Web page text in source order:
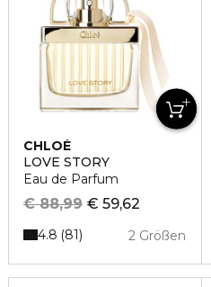
CHLOÉ
LOVE STORY
Eau de Parfum
€ 59,62
€ 88,99
2 Größen
4.8 81